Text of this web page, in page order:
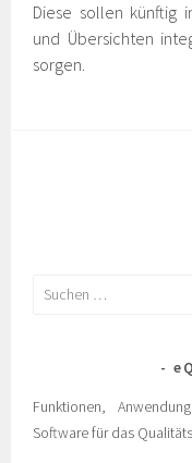
Diese sollen künftig
und Übersichten
sorgen.
Funktionen,
Software für das